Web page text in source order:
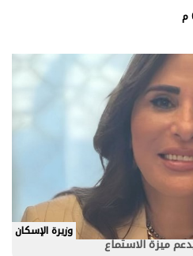
وزيرة الإسكان
ميزة الاستماع